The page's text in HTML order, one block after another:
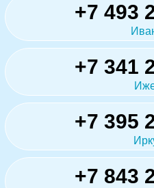
+7 493
+7 341
+7 395
+7 843